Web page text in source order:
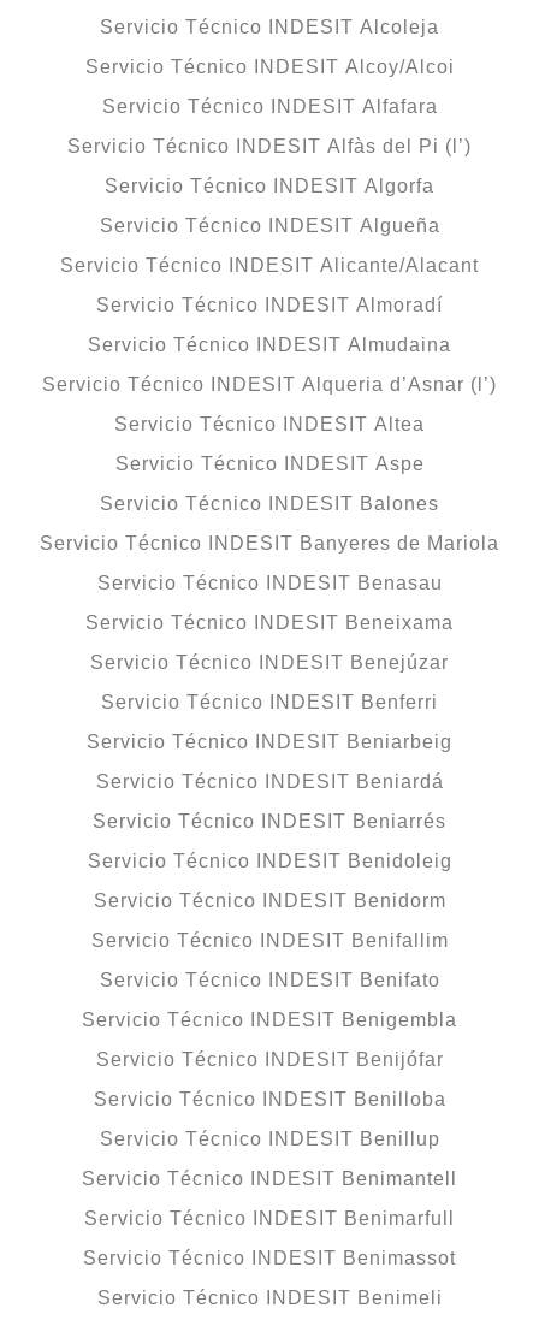
Servicio Técnico INDESIT Alcoleja
Servicio Técnico INDESIT Alcoy/Alcoi
Servicio Técnico INDESIT Alfafara
Servicio Técnico INDESIT Alfàs del Pi (l’)
Servicio Técnico INDESIT Algorfa
Servicio Técnico INDESIT Algueña
Servicio Técnico INDESIT Alicante/Alacant
Servicio Técnico INDESIT Almoradí
Servicio Técnico INDESIT Almudaina
Servicio Técnico INDESIT Alqueria d’Asnar (l’)
Servicio Técnico INDESIT Altea
Servicio Técnico INDESIT Aspe
Servicio Técnico INDESIT Balones
Servicio Técnico INDESIT Banyeres de Mariola
Servicio Técnico INDESIT Benasau
Servicio Técnico INDESIT Beneixama
Servicio Técnico INDESIT Benejúzar
Servicio Técnico INDESIT Benferri
Servicio Técnico INDESIT Beniarbeig
Servicio Técnico INDESIT Beniardá
Servicio Técnico INDESIT Beniarrés
Servicio Técnico INDESIT Benidoleig
Servicio Técnico INDESIT Benidorm
Servicio Técnico INDESIT Benifallim
Servicio Técnico INDESIT Benifato
Servicio Técnico INDESIT Benigembla
Servicio Técnico INDESIT Benijófar
Servicio Técnico INDESIT Benilloba
Servicio Técnico INDESIT Benillup
Servicio Técnico INDESIT Benimantell
Servicio Técnico INDESIT Benimarfull
Servicio Técnico INDESIT Benimassot
Servicio Técnico INDESIT Benimeli